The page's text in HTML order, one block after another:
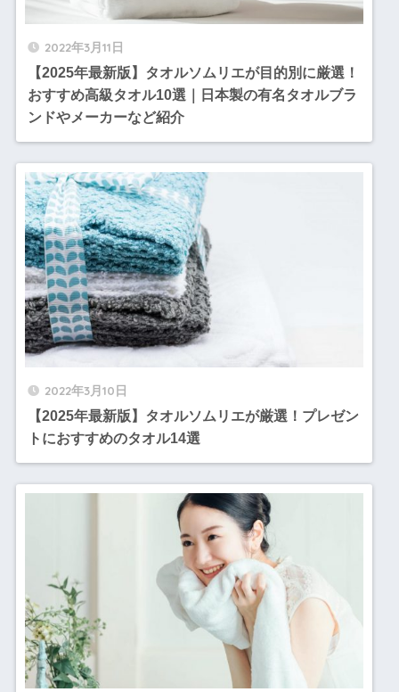
2022年3月11日
【2025年最新版】タオルソムリエが目的別に厳選！
おすすめ高級タオル10選｜日本製の有名タオルブラ
ンドやメーカーなど紹介
2022年3月10日
【2025年最新版】タオルソムリエが厳選！プレゼン
トにおすすめのタオル14選